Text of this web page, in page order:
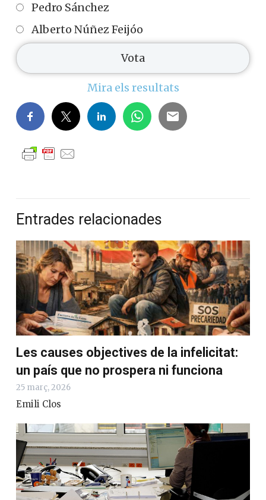
Pedro Sánchez
Alberto Núñez Feijóo
Mira els resultats
Entrades relacionades
Les causes objectives de la infelicitat:
un país que no prospera ni funciona
25 març, 2026
Emili Clos